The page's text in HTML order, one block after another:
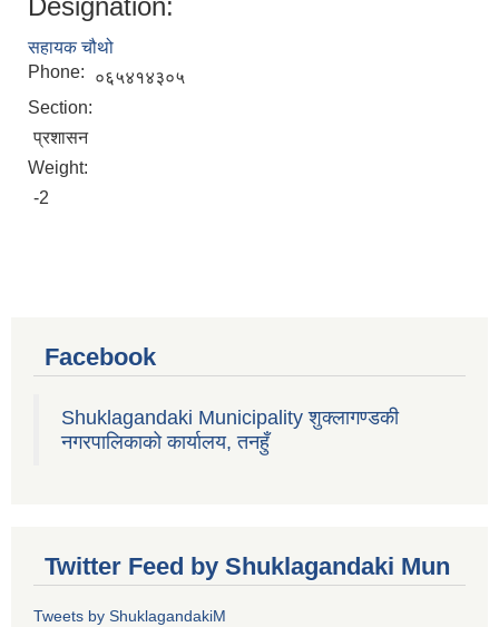
Designation:
सहायक चौथो
Phone:
०६५४१४३०५
Section:
प्रशासन
Weight:
-2
Facebook
Shuklagandaki Municipality शुक्लागण्डकी
नगरपालिकाको कार्यालय, तनहुँ
Twitter Feed by Shuklagandaki Mun
Tweets by ShuklagandakiM